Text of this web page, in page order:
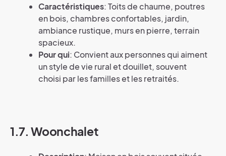
Caractéristiques: Toits de chaume, poutres
en bois, chambres confortables, jardin,
ambiance rustique, murs en pierre, terrain
spacieux.
Pour qui: Convient aux personnes qui aiment
un style de vie rural et douillet, souvent
choisi par les familles et les retraités.
1.7. Woonchalet